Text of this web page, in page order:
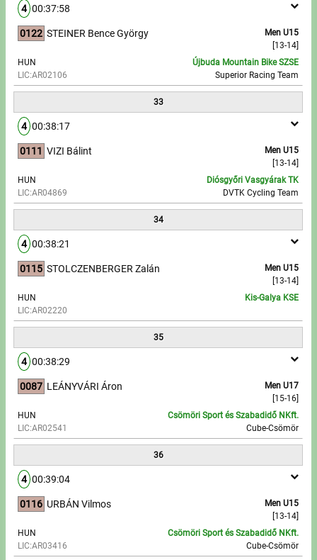
4 00:37:58
0122
Men U15
[13-14]
STEINER Bence György
HUN
LIC:AR02106
Újbuda Mountain Bike SZSE
Superior Racing Team
33
4 00:38:17
0111
Men U15
[13-14]
VIZI Bálint
HUN
LIC:AR04869
Diósgyőri Vasgyárak TK
DVTK Cycling Team
34
4 00:38:21
0115
Men U15
[13-14]
STOLCZENBERGER Zalán
HUN
LIC:AR02220
Kis-Galya KSE
35
4 00:38:29
0087
Men U17
[15-16]
LEÁNYVÁRI Áron
HUN
LIC:AR02541
Csömöri Sport és Szabadidő NKft.
Cube-Csömör
36
4 00:39:04
0116
Men U15
[13-14]
URBÁN Vilmos
HUN
LIC:AR03416
Csömöri Sport és Szabadidő NKft.
Cube-Csömör